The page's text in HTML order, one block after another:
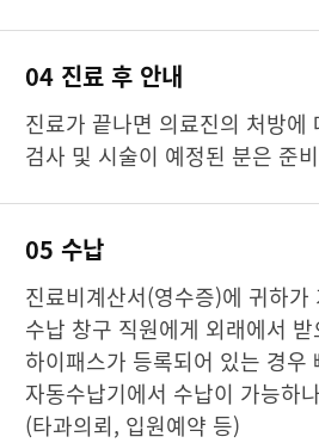
04 진료 후 안내
진료가 끝나면 의료진의 처방
검사 및 시술이 예정된 분은 준
05 수납
진료비계산서(영수증)에 귀하
수납 창구 직원에게 외래에서
하이패스가 등록되어 있는 경우
자동수납기에서 수납이 가능하
(타과의뢰, 입원예약 등)